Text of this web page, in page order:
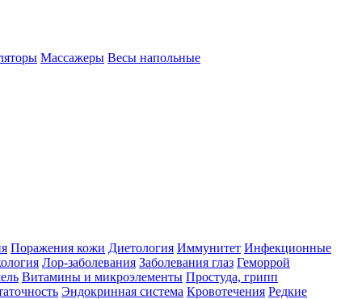
Массажеры Весы напольные
Поражения кожи Диетология Иммунитет Инфекционные
Лор-заболевания Заболевания глаз Геморрой
Витамины и микроэлементы Простуда, грипп
Эндокринная система Кровотечения Редкие